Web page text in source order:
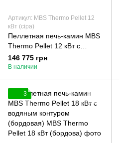
Артикул: MBS Thermo Pellet 12
кВт (сіра)
Пеллетная печь-камин MBS
Thermo Pellet 12 кВт с
водяным контуром (серая)
146 775 грн
В наличии
3